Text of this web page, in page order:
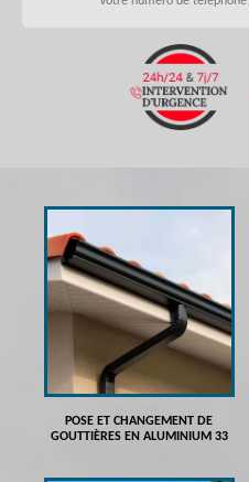
POSE ET CHANGEMENT DE
GOUTTIÈRES EN ALUMINIUM 33